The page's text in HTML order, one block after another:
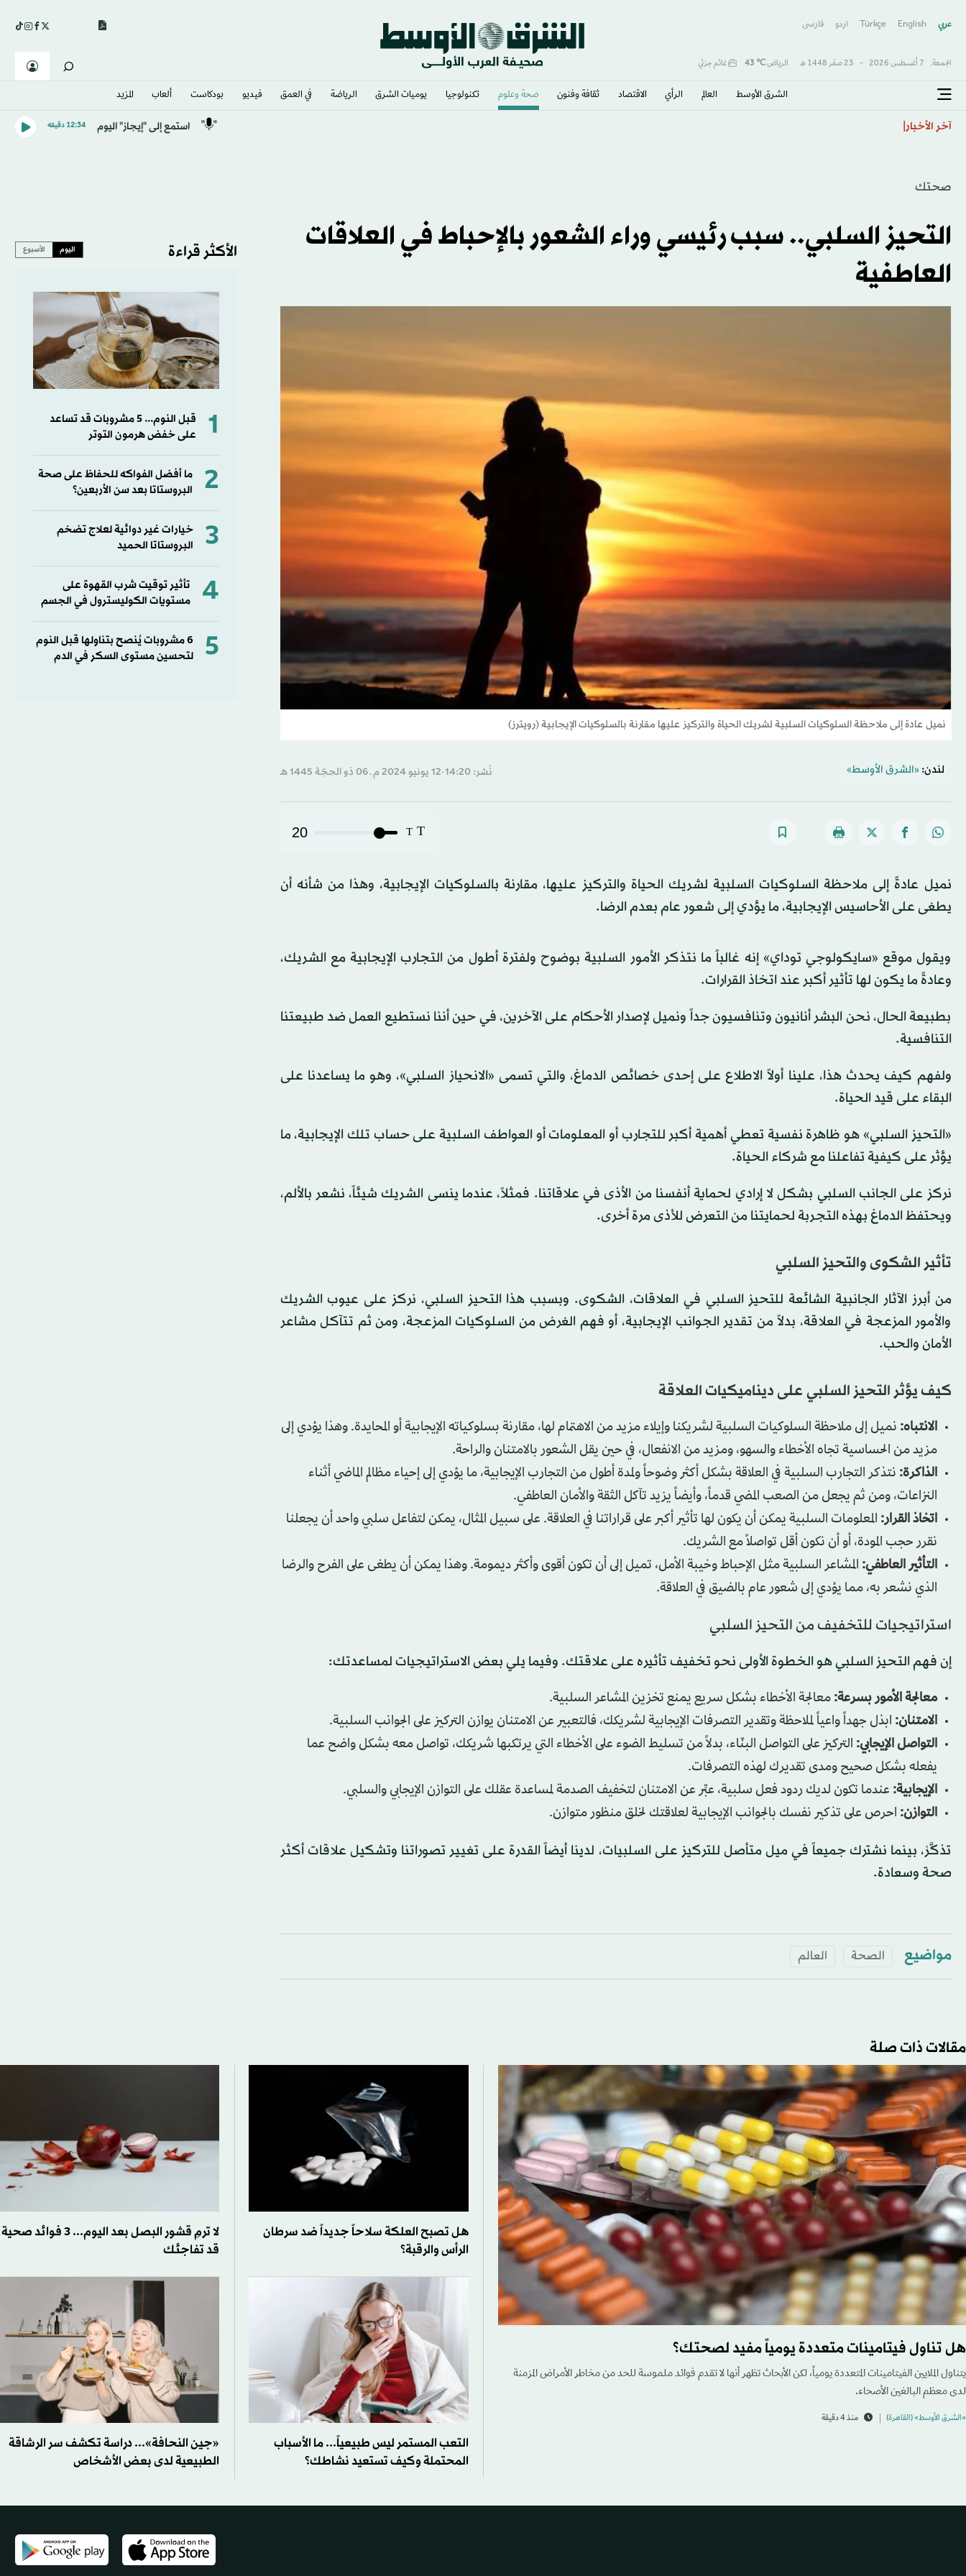
عربي English
Türkçe اردو فارسى
الجمعة, 7 أغسطس 2026 - 23 صفَر 1448 هـ الرياض℃
43 غائم جزئي
الشرق الأوسط​ العالم الرأي الاقتصاد ثقافة وفنون صحة وعلوم تكنولوجيا يوميات الشرق​ الرياضة في العمق فيديو بودكاست ألعاب المزيد
آخر الأخبار استمع إلى "إيجاز" اليوم 12:34 دقيقه
صحتك
التحيز السلبي.. سبب رئيسي وراء الشعور بالإحباط في العلاقات
العاطفية
نميل عادة إلى ملاحظة السلوكيات السلبية لشريك الحياة والتركيز عليها مقارنة بالسلوكيات الإيجابية (رويترز)
لندن: «الشرق الأوسط» نُشر: 14:20-12 يونيو 2024 م ـ 06 ذو الحِجّة 1445 هـ
T
T
20
نميل عادةً إلى ملاحظة السلوكيات السلبية لشريك الحياة والتركيز عليها، مقارنة بالسلوكيات الإيجابية، وهذا من شأنه أن
يطغى على الأحاسيس الإيجابية، ما يؤدي إلى شعور عام بعدم الرضا.
ويقول موقع «سايكولوجي توداي» إنه غالباً ما نتذكر الأمور السلبية بوضوح ولفترة أطول من التجارب الإيجابية مع الشريك،
وعادةً ما يكون لها تأثير أكبر عند اتخاذ القرارات.
بطبيعة الحال، نحن البشر أنانيون وتنافسيون جداً ونميل لإصدار الأحكام على الآخرين، في حين أننا نستطيع العمل ضد طبيعتنا
التنافسية.
ولفهم كيف يحدث هذا، علينا أولاً الاطلاع على إحدى خصائص الدماغ، والتي تسمى «الانحياز السلبي»، وهو ما يساعدنا على
البقاء على قيد الحياة.
«التحيز السلبي» هو ظاهرة نفسية تعطي أهمية أكبر للتجارب أو المعلومات أو العواطف السلبية على حساب تلك الإيجابية، ما
يؤثر على كيفية تفاعلنا مع شركاء الحياة.
نركز على الجانب السلبي بشكل لا إرادي لحماية أنفسنا من الأذى في علاقاتنا. فمثلاً، عندما ينسى الشريك شيئاً، نشعر بالألم،
ويحتفظ الدماغ بهذه التجربة لحمايتنا من التعرض للأذى مرة أخرى.
تأثير الشكوى والتحيز السلبي
من أبرز الآثار الجانبية الشائعة للتحيز السلبي في العلاقات، الشكوى. وبسبب هذا التحيز السلبي، نركز على عيوب الشريك
والأمور المزعجة في العلاقة، بدلاً من تقدير الجوانب الإيجابية، أو فهم الغرض من السلوكيات المزعجة، ومن ثم تتآكل مشاعر
الأمان والحب.
كيف يؤثر التحيز السلبي على ديناميكيات العلاقة
الانتباه: نميل إلى ملاحظة السلوكيات السلبية لشريكنا وإيلاء مزيد من الاهتمام لها، مقارنة بسلوكياته الإيجابية أو المحايدة. وهذا يؤدي إلى
مزيد من الحساسية تجاه الأخطاء والسهو، ومزيد من الانفعال، في حين يقل الشعور بالامتنان والراحة.
الذاكرة: نتذكر التجارب السلبية في العلاقة بشكل أكثر وضوحاً ولمدة أطول من التجارب الإيجابية، ما يؤدي إلى إحياء مظالم الماضي أثناء
النزاعات، ومن ثم يجعل من الصعب المضي قدماً، وأيضاً يزيد تآكل الثقة والأمان العاطفي.
اتخاذ القرار: المعلومات السلبية يمكن أن يكون لها تأثير أكبر على قراراتنا في العلاقة. على سبيل المثال، يمكن لتفاعل سلبي واحد أن يجعلنا
نقرر حجب المودة، أو أن نكون أقل تواصلاً مع الشريك.
التأثير العاطفي: المشاعر السلبية مثل الإحباط وخيبة الأمل، تميل إلى أن تكون أقوى وأكثر ديمومة. وهذا يمكن أن يطغى على الفرح والرضا
الذي نشعر به، مما يؤدي إلى شعور عام بالضيق في العلاقة.
استراتيجيات للتخفيف من التحيز السلبي
إن فهم التحيز السلبي هو الخطوة الأولى نحو تخفيف تأثيره على علاقتك. وفيما يلي بعض الاستراتيجيات لمساعدتك:
معالجة الأمور بسرعة: معالجة الأخطاء بشكل سريع يمنع تخزين المشاعر السلبية.
الامتنان: ابذل جهداً واعياً لملاحظة وتقدير التصرفات الإيجابية لشريكك، فالتعبير عن الامتنان يوازن التركيز على الجوانب السلبية.
التواصل الإيجابي: التركيز على التواصل البنّاء، بدلاً من تسليط الضوء على الأخطاء التي يرتكبها شريكك، تواصل معه بشكل واضح عما
يفعله بشكل صحيح ومدى تقديرك لهذه التصرفات.
الإيجابية: عندما تكون لديك ردود فعل سلبية، عبِّر عن الامتنان لتخفيف الصدمة لمساعدة عقلك على التوازن الإيجابي والسلبي.
التوازن: احرص على تذكير نفسك بالجوانب الإيجابية لعلاقتك لخلق منظور متوازن.
تذكَّرْ، بينما نشترك جميعاً في ميل متأصل للتركيز على السلبيات، لدينا أيضاً القدرة على تغيير تصوراتنا وتشكيل علاقات أكثر
صحة وسعادة.
مواضيع الصحة العالم
الأكثر قراءة اليوم الأسبوع
1
قبل النوم... 5 مشروبات قد تساعد
على خفض هرمون التوتر
2
ما أفضل الفواكه للحفاظ على صحة
البروستاتا بعد سن الأربعين؟
3
خيارات غير دوائية لعلاج تضخم
البروستاتا الحميد
4
تأثير توقيت شرب القهوة على
مستويات الكوليسترول في الجسم
5
6 مشروبات يُنصح بتناولها قبل النوم
لتحسين مستوى السكر في الدم
مقالات ذات صلة
هل تناول فيتامينات متعددة يومياً مفيد لصحتك؟
يتناول الملايين الفيتامينات المتعددة يومياً، لكن الأبحاث تظهر أنها لا تقدم فوائد ملموسة للحد من مخاطر الأمراض المزمنة
لدى معظم البالغين الأصحاء.
«الشرق الأوسط» (القاهرة) منذ 4 دقيقة
هل تصبح العلكة سلاحاً جديداً ضد سرطان
الرأس والرقبة؟
لا ترمِ قشور البصل بعد اليوم... 3 فوائد صحية
قد تفاجئك
التعب المستمر ليس طبيعياً... ما الأسباب
المحتملة وكيف تستعيد نشاطك؟
«جين النحافة»... دراسة تكشف سر الرشاقة
الطبيعية لدى بعض الأشخاص